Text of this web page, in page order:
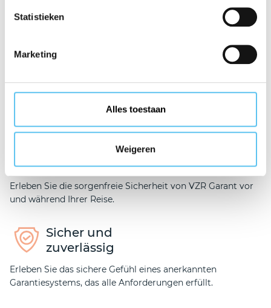
Statistieken
Marketing
Alles toestaan
Weigeren
Schutz
Garantiefonds, geschützt.
Sorgenfreie
Urlaubsfreuden
Erleben Sie die sorgenfreie Sicherheit von VZR Garant vor
und während Ihrer Reise.
Sicher und
zuverlässig
Erleben Sie das sichere Gefühl eines anerkannten
Garantiesystems, das alle Anforderungen erfüllt.